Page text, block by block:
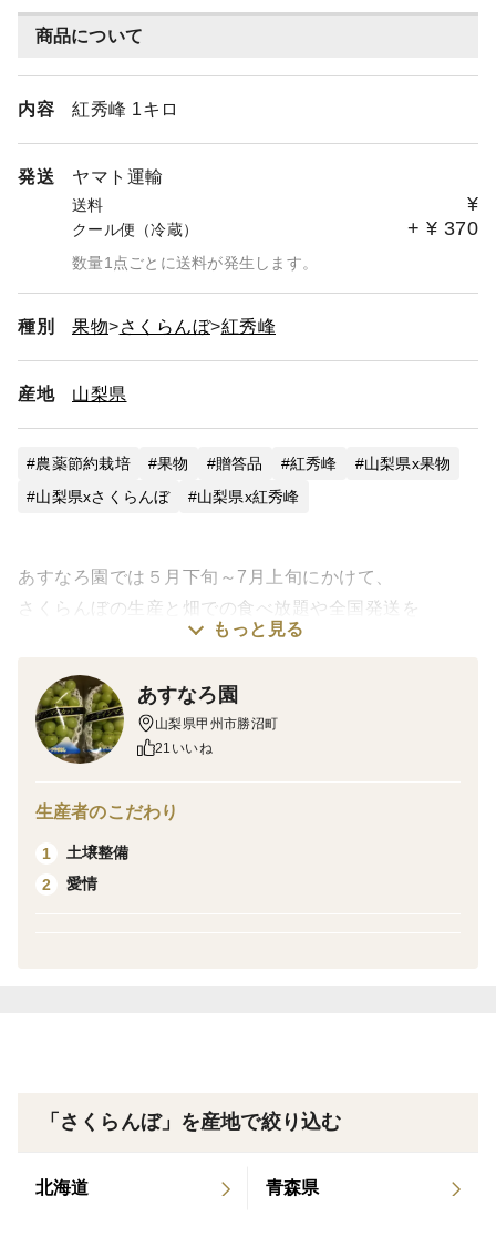
商品について
内容 紅秀峰 1キロ
発送 ヤマト運輸
送料 ¥
クール便（冷蔵） + ¥ 370
数量1点ごとに送料が発生します。
種別 果物 さくらんぼ 紅秀峰
産地 山梨県
農薬節約栽培 果物 贈答品 紅秀峰
山梨県x果物
山梨県xさくらんぼ
山梨県x紅秀峰
あすなろ園では５月下旬～7月上旬にかけて、
さくらんぼの生産と畑での食べ放題や全国発送を
さくらんぼ！といえば、山形県と思う方も多いと思いま
すが
山梨県でもたくさん生産されています^^
す。
ぜひ、山梨のさくらんぼをご賞味ください。
◇無選別、着色不良あり
もっと見る
あすなろ園
山梨県甲州市勝沼町
21いいね
生産者のこだわり
1
土壌整備
2
愛情
「さくらんぼ」を産地で絞り込む
北海道 青森県